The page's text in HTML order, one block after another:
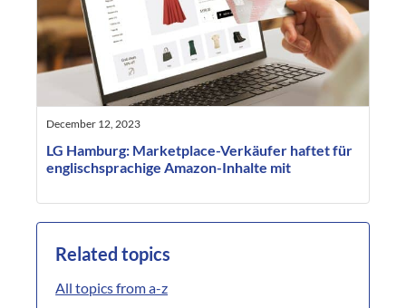
December 12, 2023
LG Hamburg: Marketplace-Verkäufer haftet für
englischsprachige Amazon-Inhalte mit
Related topics
All topics from a-z